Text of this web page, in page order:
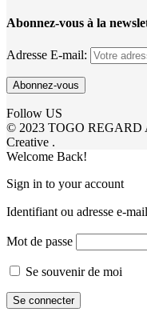
Abonnez-vous à la
Adresse E-mail:
Follow US
© 2023 TOGO REGARD
Creative .
Welcome Back!
Sign in to your account
Identifiant ou adresse e-mail
Mot de passe
Se souvenir de moi